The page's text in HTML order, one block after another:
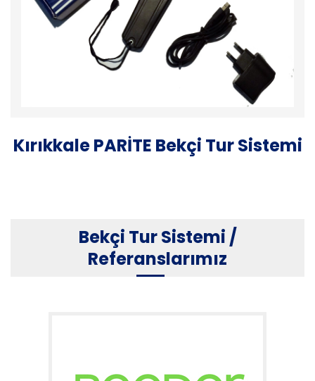
Kırıkkale PARİTE Bekçi Tur Sistemi
Bekçi Tur Sistemi /
Referanslarımız